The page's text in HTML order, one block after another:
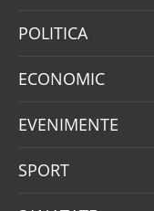
POLITICA
ECONOMIC
EVENIMENTE
SPORT